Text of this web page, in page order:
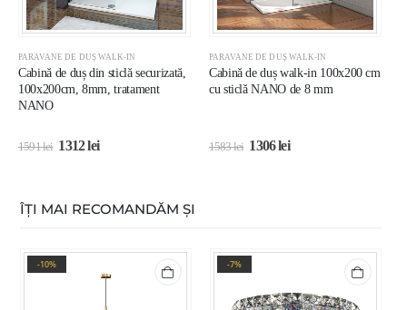
PARAVANE DE DUȘ WALK-IN
Cabină de duș din sticlă securizată,
100x200cm, 8mm, tratament
NANO
1591lei 1312lei
PARAVANE DE DUȘ WALK-IN
Cabină de duș walk-in 100x200 cm
cu sticlă NANO de 8 mm
1583lei 1306lei
ÎȚI MAI RECOMANDĂM ȘI
-10% -7%